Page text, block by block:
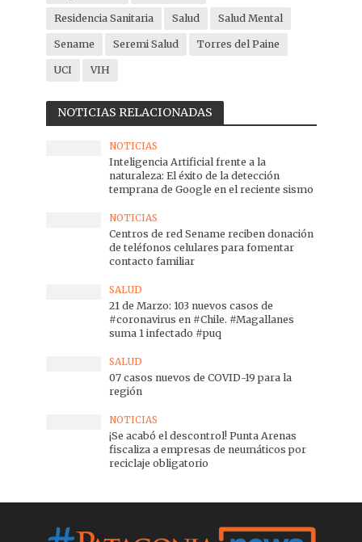
Residencia Sanitaria Salud Salud Mental
Sename Seremi Salud Torres del Paine
UCI VIH
NOTICIAS RELACIONADAS
NOTICIAS
Inteligencia Artificial frente a la
naturaleza: El éxito de la detección
temprana de Google en el reciente sismo
NOTICIAS
Centros de red Sename reciben donación
de teléfonos celulares para fomentar
contacto familiar
SALUD
21 de Marzo: 103 nuevos casos de
#coronavirus en #Chile. #Magallanes
suma 1 infectado #puq
SALUD
07 casos nuevos de COVID-19 para la
región
NOTICIAS
¡Se acabó el descontrol! Punta Arenas
fiscaliza a empresas de neumáticos por
reciclaje obligatorio